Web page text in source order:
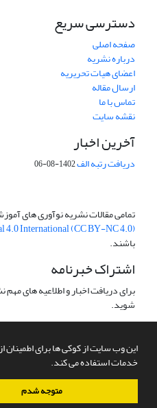
این وب سایت از کوکی ها برای اطمینان
خدمات استفاده می کند.
متوجه شدم
دسترسی سریع
صفحه اصلی
درباره نشریه
اعضای هیات تحریریه
ارسال مقاله
تماس با ما
نقشه سایت
آخرین اخبار
دریافت رتبه الف1402-08-06
تمامی مقالات نشریه نوآوری های
International (CC BY-NC 4.0)
باشند.
اشتراک خبرنامه
برای دریافت اخبار و اطلاعیه های
شوید.
سامانه مدیریت نشریات علمی.طراحی